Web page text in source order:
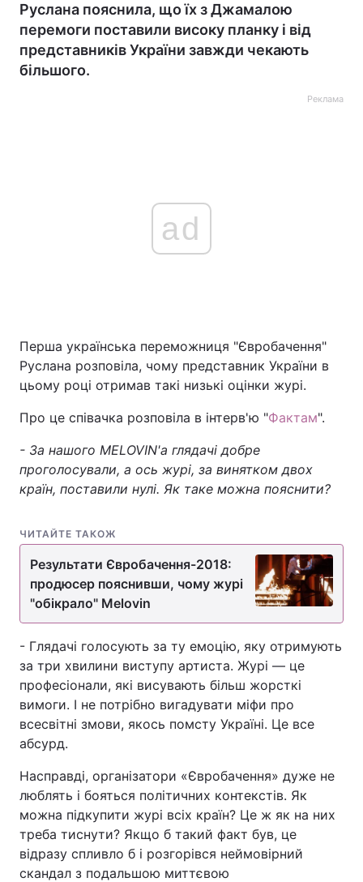
Руслана пояснила, що їх з Джамалою
перемоги поставили високу планку і від
представників України завжди чекають
більшого.
Реклама
ad
Перша українська переможниця "Євробачення"
Руслана розповіла, чому представник України в
цьому році отримав такі низькі оцінки журі.
Про це співачка розповіла в інтерв'ю "Фактам".
- За нашого MELOVIN'а глядачі добре
проголосували, а ось журі, за винятком двох
країн, поставили нулі. Як таке можна пояснити?
ЧИТАЙТЕ ТАКОЖ
Результати Євробачення-2018:
продюсер пояснивши, чому журі
"обікрало" Melovin
- Глядачі голосують за ту емоцію, яку отримують
за три хвилини виступу артиста. Журі — це
професіонали, які висувають більш жорсткі
вимоги. І не потрібно вигадувати міфи про
всесвітні змови, якось помсту Україні. Це все
абсурд.
Насправді, організатори «Євробачення» дуже не
люблять і бояться політичних контекстів. Як
можна підкупити журі всіх країн? Це ж як на них
треба тиснути? Якщо б такий факт був, це
відразу спливло б і розгорівся неймовірний
скандал з подальшою миттєвою